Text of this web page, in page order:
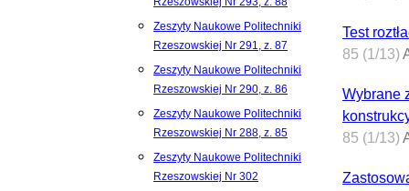
Rzeszowskiej Nr 293, z. 88
Zeszyty Naukowe Politechniki
Rzeszowskiej Nr 291, z. 87
Zeszyty Naukowe Politechniki
Rzeszowskiej Nr 290, z. 86
Zeszyty Naukowe Politechniki
Rzeszowskiej Nr 288, z. 85
Zeszyty Naukowe Politechniki
Rzeszowskiej Nr 302
Test
85 (1/13)
Wybrane
85 (1/13)